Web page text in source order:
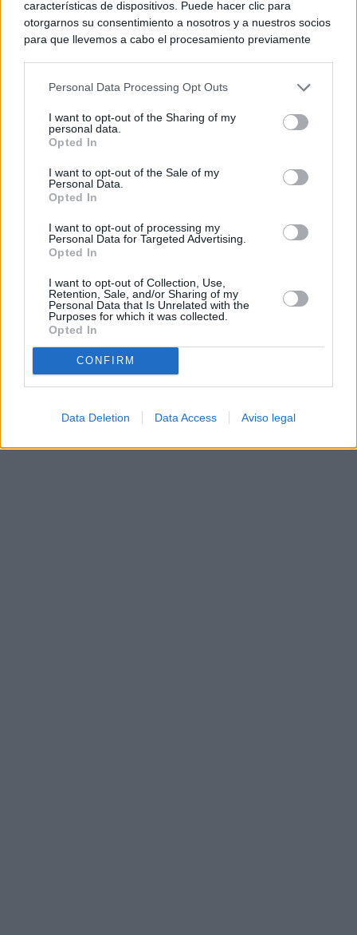
características de dispositivos. Puede hacer clic para
otorgarnos su consentimiento a nosotros y a nuestros socios
para que llevemos a cabo el procesamiento previamente
negar su consentimiento. Tenga en cuenta que algún
de su consentimiento, pero usted tiene el derecho de
rechazar tal procesamiento. Sus preferencias se aplicarán
cualquier momento entrando de nuevo en este sitio web o
visitando nuestra política de privacidad.
Personal Data Processing Opt Outs
I want to opt-out of the Sharing of my
personal data.
Opted In
I want to opt-out of the Sale of my
Personal Data.
Opted In
I want to opt-out of processing my
Personal Data for Targeted Advertising.
Opted In
I want to opt-out of Collection, Use,
Retention, Sale, and/or Sharing of my
Personal Data that Is Unrelated with the
Purposes for which it was collected.
Opted In
CONFIRM
Data Deletion Data Access Aviso legal